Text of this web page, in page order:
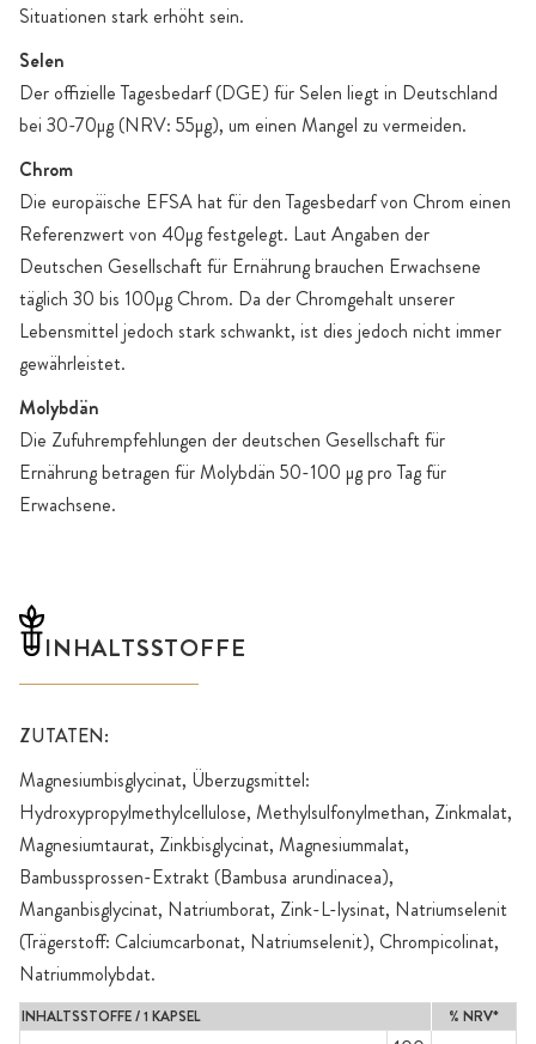
Situationen stark erhöht sein.
Selen
Der offizielle Tagesbedarf (DGE) für Selen liegt in Deutschland
bei 30-70µg (NRV: 55µg), um einen Mangel zu vermeiden.
Chrom
Die europäische EFSA hat für den Tagesbedarf von Chrom einen
Referenzwert von 40µg festgelegt. Laut Angaben der
Deutschen Gesellschaft für Ernährung brauchen Erwachsene
täglich 30 bis 100µg Chrom. Da der Chromgehalt unserer
Lebensmittel jedoch stark schwankt, ist dies jedoch nicht immer
gewährleistet.
Molybdän
Die Zufuhrempfehlungen der deutschen Gesellschaft für
Ernährung betragen für Molybdän 50-100 µg pro Tag für
Erwachsene.
INHALTSSTOFFE
ZUTATEN:
Magnesiumbisglycinat, Überzugsmittel:
Hydroxypropylmethylcellulose, Methylsulfonylmethan, Zinkmalat,
Magnesiumtaurat, Zinkbisglycinat, Magnesiummalat,
Bambussprossen-Extrakt (Bambusa arundinacea),
Manganbisglycinat, Natriumborat, Zink-L-lysinat, Natriumselenit
(Trägerstoff: Calciumcarbonat, Natriumselenit), Chrompicolinat,
Natriummolybdat.
INHALTSSTOFFE / 1 KAPSEL % NRV*